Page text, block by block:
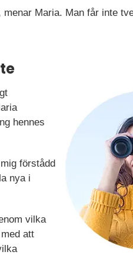
Maria. Man får inte
hennes
förstådd
nya i
vilka
att